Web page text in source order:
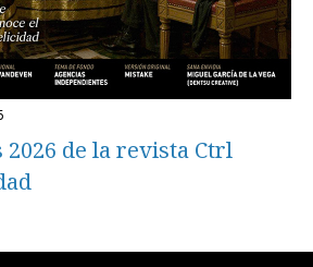
2026 de la revista Ctrl